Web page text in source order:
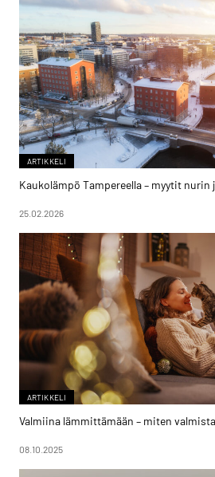
ARTIKKELI
Kaukolämpö Tampereella – myytit nurin
25.02.2026
ARTIKKELI
Valmiina lämmittämään – miten
08.10.2025